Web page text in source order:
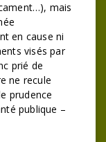
mais
en cause ni
visés par
prié de
ne recule
prudence
publique –